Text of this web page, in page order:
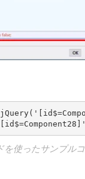
を使ったサンプル